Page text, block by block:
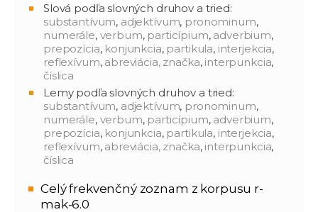
Slová podľa slovných druhov a tried:
substantívum, adjektívum, pronominum,
numerále, verbum, particípium, adverbium,
prepozícia, konjunkcia, partikula, interjekcia,
reflexívum, abreviácia, značka, interpunkcia,
číslica
Lemy podľa slovných druhov a tried:
substantívum, adjektívum, pronominum,
numerále, verbum, particípium, adverbium,
prepozícia, konjunkcia, partikula, interjekcia,
reflexívum, abreviácia, značka, interpunkcia,
číslica
Celý frekvenčný zoznam z korpusu r-
mak-6.0